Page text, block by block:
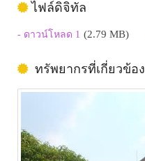
ไฟล์ดิจิทัล
- ดาวน์โหลด 1 (2.79 MB)
ทรัพยากรที่เกี่ยวข้อง